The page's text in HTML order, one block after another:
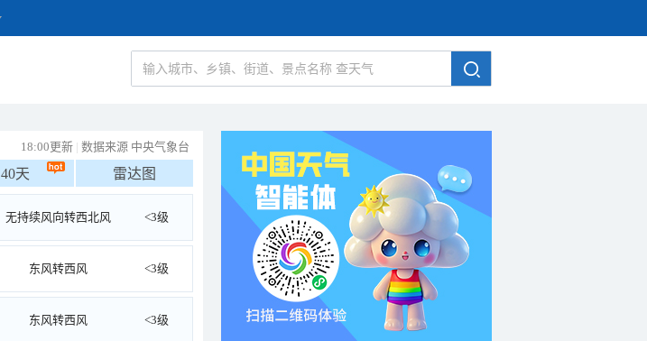
18:00更新 | 数据来源 中央气象台
40天 雷达图
无持续风向转西北风 <3级
东风转西风 <3级
东风转西风 <3级